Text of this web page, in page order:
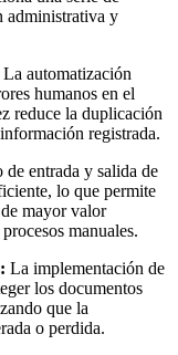
administrativa y
La automatización
humanos en el
reduce la duplicación
registrada.
de entrada y salida de
lo que permite
mayor valor
manuales.
La implementación de
los documentos
que la
o perdida.